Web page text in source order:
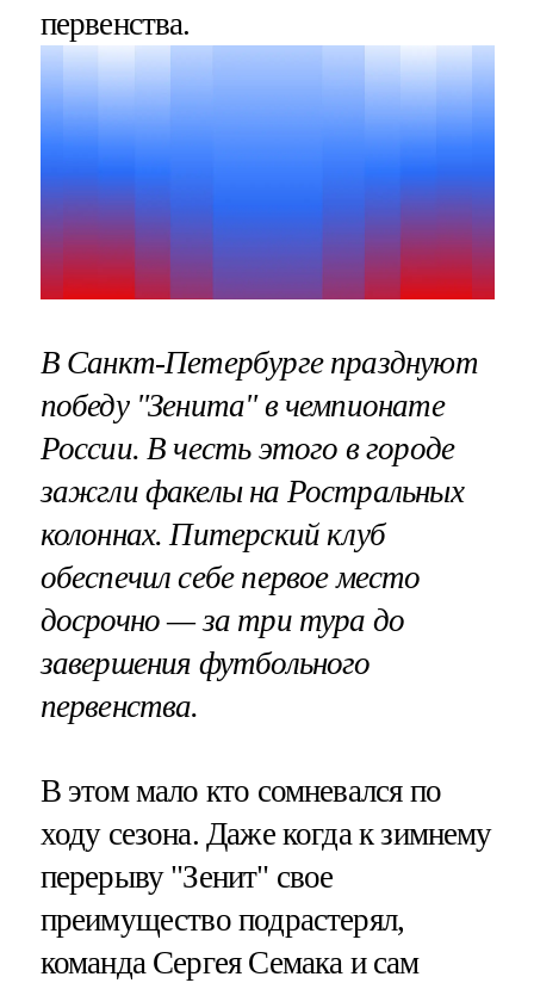
первенства.
В Санкт-Петербурге празднуют
победу "Зенита" в чемпионате
России. В честь этого в городе
зажгли факелы на Ростральных
колоннах. Питерский клуб
обеспечил себе первое место
досрочно — за три тура до
завершения футбольного
первенства.
В этом мало кто сомневался по
ходу сезона. Даже когда к зимнему
перерыву "Зенит" свое
преимущество подрастерял,
команда Сергея Семака и сам